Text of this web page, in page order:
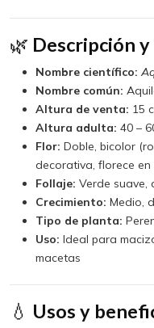
🌿 Descripción
Nombre científico:
Nombre común:
Altura de venta: 15
Altura adulta: 40 –
Flor: Doble, bicolor
decorativa, florece en
Follaje: Verde suave,
Crecimiento: Medio,
Tipo de planta:
Uso: Ideal para
macetas
💧 Usos y